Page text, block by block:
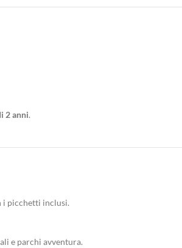
2 anni.
i picchetti inclusi.
e parchi avventura.